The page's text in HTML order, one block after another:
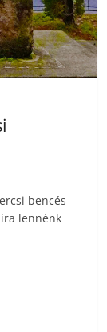
bencés
lennénk